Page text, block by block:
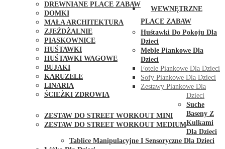
DREWNIANE PLACE ZABAW
DOMKI
MAŁA ARCHITEKTURA
ZJEŻDŻALNIE
PIASKOWNICE
HUŚTAWKI
HUŚTAWKI WAGOWE
BUJAKI
KARUZELE
LINARIA
ŚCIEŻKI ZDROWIA
ZESTAW DO STREET WORKOUT MINI
ZESTAW DO STREET WORKOUT MEDIUM
WEWNĘTRZNE
PLACE ZABAW
Huśtawki Do Pokoju Dla
Dzieci
Meble Piankowe Dla
Dzieci
Fotele Piankowe Dla Dzieci
Sofy Piankowe Dla Dzieci
Zestawy Piankowe Dla
Dzieci
Suche
Baseny Z
Kulkami
Dla Dzieci
Tablice Manipulacyjne I Sensoryczne Dla Dzieci